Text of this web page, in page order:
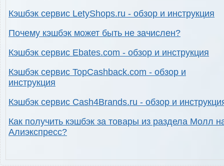
Кэшбэк сервис LetyShops.ru - обзор и инструкция
Почему кэшбэк может быть не зачислен?
Кэшбэк сервис Ebates.com - обзор и инструкция
Кэшбэк сервис TopCashback.com - обзор и
инструкция
Кэшбэк сервис Cash4Brands.ru - обзор и
Как получить кэшбэк за товары из раздела Молл
Алиэкспресс?